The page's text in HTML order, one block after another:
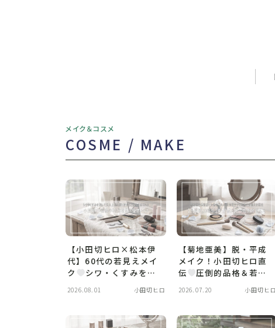
メイク＆コスメ
COSME / MAKE
【小田切ヒロ×松本伊
代】60代の若見えメイ
ク
シワ・くすみを消
ク」神テク大公開！
2026.08.01 小田切ヒロ
【菊地亜美】脱・平成
メイク！小田切ヒロ直
伝
圧倒的品格＆若見
悪魔】最新コスメ総ま
2026.07.20 小田切ヒロ